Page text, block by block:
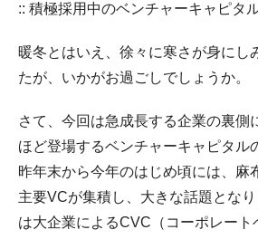
:: 積極採用中のベンチャーキャピタ
暖冬とはいえ、徐々に寒さが身にし
たが、いかがお過ごしでしょうか。
さて、今回は急成長する企業の裏側
ほど登場するベンチャーキャピタル
昨年末から今年のはじめ頃には、麻
主要VCが集積し、大きな話題とな
は大企業によるCVC（コーポレート